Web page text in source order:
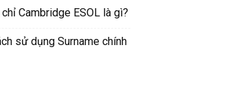
Cambridge ESOL là gì?
sử dụng Surname chính